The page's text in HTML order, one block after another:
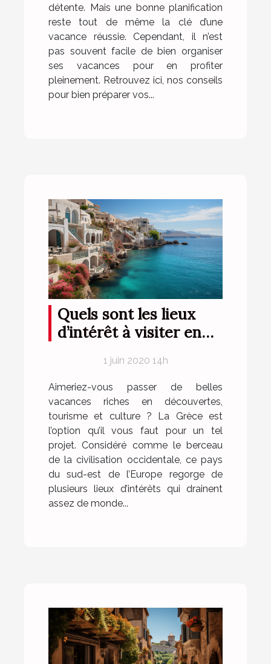
détente. Mais une bonne planification
reste tout de même la clé d’une
vacance réussie. Cependant, il n’est
pas souvent facile de bien organiser
ses vacances pour en profiter
pleinement. Retrouvez ici, nos conseils
pour bien préparer vos...
Quels sont les lieux
d’intérêt à visiter en
1 juin 2020 14h
Aimeriez-vous passer de belles
vacances riches en découvertes,
tourisme et culture ? La Grèce est
l’option qu’il vous faut pour un tel
projet. Considéré comme le berceau
de la civilisation occidentale, ce pays
du sud-est de l’Europe regorge de
plusieurs lieux d’intérêts qui drainent
assez de monde...